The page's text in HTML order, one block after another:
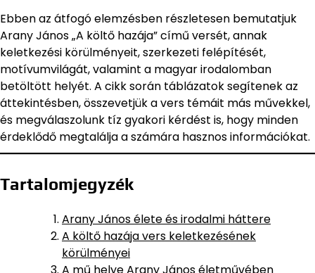
Ebben az átfogó elemzésben részletesen bemutatjuk
Arany János „A költő hazája” című versét, annak
keletkezési körülményeit, szerkezeti felépítését,
motívumvilágát, valamint a magyar irodalomban
betöltött helyét. A cikk során táblázatok segítenek az
áttekintésben, összevetjük a vers témáit más művekkel,
és megválaszolunk tíz gyakori kérdést is, hogy minden
érdeklődő megtalálja a számára hasznos információkat.
Tartalomjegyzék
Arany János élete és irodalmi háttere
A költő hazája vers keletkezésének
körülményei